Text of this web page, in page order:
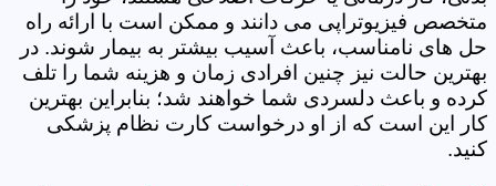
متخصص فیزیوتراپی می دانند و ممکن است با ارائه راه
حل های نامناسب، باعث آسیب بیشتر به بیمار شوند. در
بهترین حالت نیز چنین افرادی زمان و هزینه شما را تلف
کرده و باعث دلسردی شما خواهند شد؛ بنابراین بهترین
کار این است که از او درخواست کارت نظام پزشکی
کنید.